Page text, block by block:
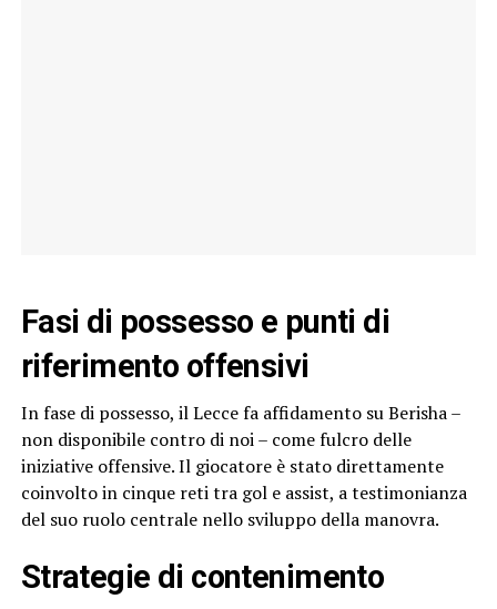
Fasi di possesso e punti di
riferimento offensivi
In fase di possesso, il Lecce fa affidamento su Berisha –
non disponibile contro di noi – come fulcro delle
iniziative offensive. Il giocatore è stato direttamente
coinvolto in cinque reti tra gol e assist, a testimonianza
del suo ruolo centrale nello sviluppo della manovra.
Strategie di contenimento